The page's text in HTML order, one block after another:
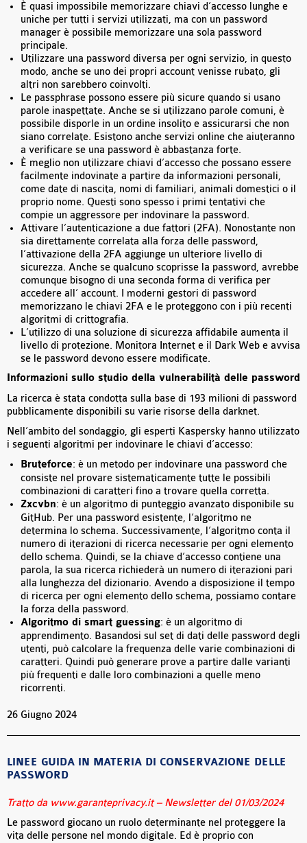
È quasi impossibile memorizzare chiavi d’accesso lunghe e
uniche per tutti i servizi utilizzati, ma con un password
manager è possibile memorizzare una sola password
principale.
Utilizzare una password diversa per ogni servizio, in questo
modo, anche se uno dei propri account venisse rubato, gli
altri non sarebbero coinvolti.
Le passphrase possono essere più sicure quando si usano
parole inaspettate. Anche se si utilizzano parole comuni, è
possibile disporle in un ordine insolito e assicurarsi che non
siano correlate. Esistono anche servizi online che aiuteranno
a verificare se una password è abbastanza forte.
È meglio non utilizzare chiavi d’accesso che possano essere
facilmente indovinate a partire da informazioni personali,
come date di nascita, nomi di familiari, animali domestici o il
proprio nome. Questi sono spesso i primi tentativi che
compie un aggressore per indovinare la password.
Attivare l’autenticazione a due fattori (2FA). Nonostante non
sia direttamente correlata alla forza delle password,
l’attivazione della 2FA aggiunge un ulteriore livello di
sicurezza. Anche se qualcuno scoprisse la password, avrebbe
comunque bisogno di una seconda forma di verifica per
accedere all’ account. I moderni gestori di password
memorizzano le chiavi 2FA e le proteggono con i più recenti
algoritmi di crittografia.
L’utilizzo di una soluzione di sicurezza affidabile aumenta il
livello di protezione. Monitora Internet e il Dark Web e avvisa
se le password devono essere modificate.
Informazioni sullo studio della vulnerabilità delle password
La ricerca è stata condotta sulla base di 193 milioni di password
pubblicamente disponibili su varie risorse della darknet.
Nell’ambito del sondaggio, gli esperti Kaspersky hanno utilizzato
i seguenti algoritmi per indovinare le chiavi d’accesso:
Bruteforce: è un metodo per indovinare una password che
consiste nel provare sistematicamente tutte le possibili
combinazioni di caratteri fino a trovare quella corretta.
Zxcvbn: è un algoritmo di punteggio avanzato disponibile su
GitHub. Per una password esistente, l’algoritmo ne
determina lo schema. Successivamente, l’algoritmo conta il
numero di iterazioni di ricerca necessarie per ogni elemento
dello schema. Quindi, se la chiave d’accesso contiene una
parola, la sua ricerca richiederà un numero di iterazioni pari
alla lunghezza del dizionario. Avendo a disposizione il tempo
di ricerca per ogni elemento dello schema, possiamo contare
la forza della password.
Algoritmo di smart guessing: è un algoritmo di
apprendimento. Basandosi sul set di dati delle password degli
utenti, può calcolare la frequenza delle varie combinazioni di
caratteri. Quindi può generare prove a partire dalle varianti
più frequenti e dalle loro combinazioni a quelle meno
ricorrenti.
26 Giugno 2024
LINEE GUIDA IN MATERIA DI CONSERVAZIONE DELLE
PASSWORD
Tratto da www.garanteprivacy.it – Newsletter del 01/03/2024
Le password giocano un ruolo determinante nel proteggere la
vita delle persone nel mondo digitale. Ed è proprio con